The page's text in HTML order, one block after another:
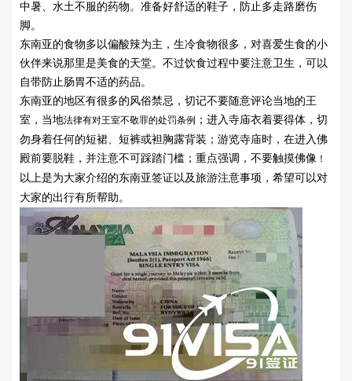
中暑、水土不服的药物。准备好舒适的鞋子，防止多走路磨伤
脚。
东南亚的食物多以偏酸辣为主，生冷食物很多，对喜爱生食的小
伙伴来说那里是美食的天堂。不过饮食过程中要注意卫生，可以
自带防止肠胃不适的药品。
东南亚的地区有很多的风俗禁忌，切记不要随意评论当地的王
室， 当地法律有对王室不敬罪的处罚条例 ； 进入寺庙衣着要得体，切
勿身着任何的短裙、短裤或袒胸露背装； 游览寺庙时，在进入佛
殿前要脱鞋，并注意不可踩踏门槛 ；重点强调， 不要触摸佛像 ！
以上是为大家介绍的东南亚签证以及旅游注意事项， 希望可以对
大家的出行有所帮助。